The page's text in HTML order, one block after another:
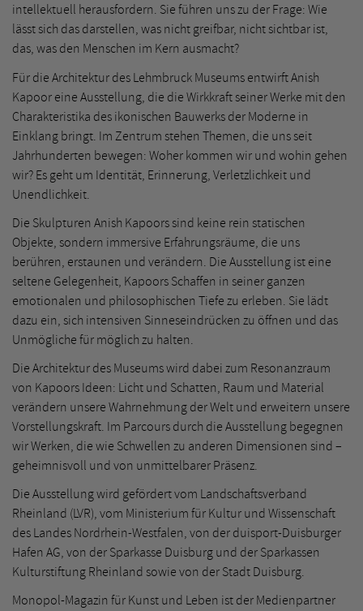
intellektuell herausfordern. Sie führen uns zu der Frage: Wie
lässt sich das darstellen, was nicht greifbar, nicht sichtbar ist,
das, was den Menschen im Kern ausmacht?
Für die Architektur des Lehmbruck Museums entwirft Anish
Kapoor eine Ausstellung, die die Wirkkraft seiner Werke mit den
Charakteristika des ikonischen Bauwerks der Moderne in
Einklang bringt. Im Zentrum stehen Themen, die uns seit
Jahrhunderten bewegen: Woher kommen wir und wohin gehen
wir? Es geht um Identität, Erinnerung, Verletzlichkeit und
Unendlichkeit.
Die Skulpturen Anish Kapoors sind keine rein statischen
Objekte, sondern immersive Erfahrungsräume, die uns
berühren, erstaunen und verändern. Die Ausstellung ist eine
seltene Gelegenheit, Kapoors Schaffen in seiner ganzen
emotionalen und philosophischen Tiefe zu erleben. Sie lädt
dazu ein, sich intensiven Sinneseindrücken zu öffnen und das
Unmögliche für möglich zu halten.
Die Architektur des Museums wird dabei zum Resonanzraum
von Kapoors Ideen: Licht und Schatten, Raum und Material
verändern unsere Wahrnehmung der Welt und erweitern unsere
Vorstellungskraft. Im Parcours durch die Ausstellung begegnen
wir Werken, die wie Schwellen zu anderen Dimensionen sind –
geheimnisvoll und von unmittelbarer Präsenz.
Die Ausstellung wird gefördert vom Landschaftsverband
Rheinland (LVR), vom Ministerium für Kultur und Wissenschaft
des Landes Nordrhein-Westfalen, von der duisport-Duisburger
Hafen AG, von der Sparkasse Duisburg und der Sparkassen
Kulturstiftung Rheinland sowie von der Stadt Duisburg.
Monopol-Magazin für Kunst und Leben ist der Medienpartner